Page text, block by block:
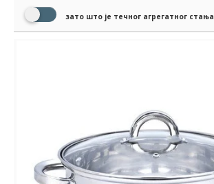
зато што је течног агрегатног стања